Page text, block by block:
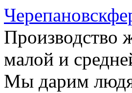
Производство
малой и
Мы дарим